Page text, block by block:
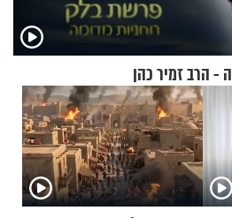
- הרב זמיר כהן